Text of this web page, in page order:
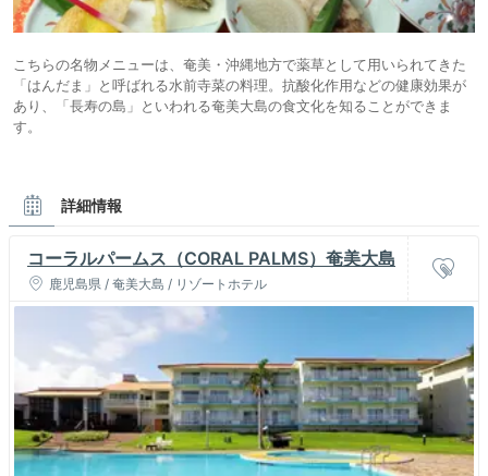
こちらの名物メニューは、奄美・沖縄地方で薬草として用いられてきた
「はんだま」と呼ばれる水前寺菜の料理。抗酸化作用などの健康効果が
あり、「長寿の島」といわれる奄美大島の食文化を知ることができま
す。
詳細情報
コーラルパームス（CORAL PALMS）奄美大島
鹿児島県 / 奄美大島 / リゾートホテル